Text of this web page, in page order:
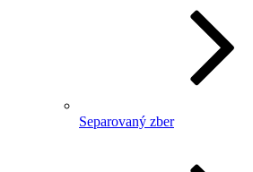
Separovaný zber